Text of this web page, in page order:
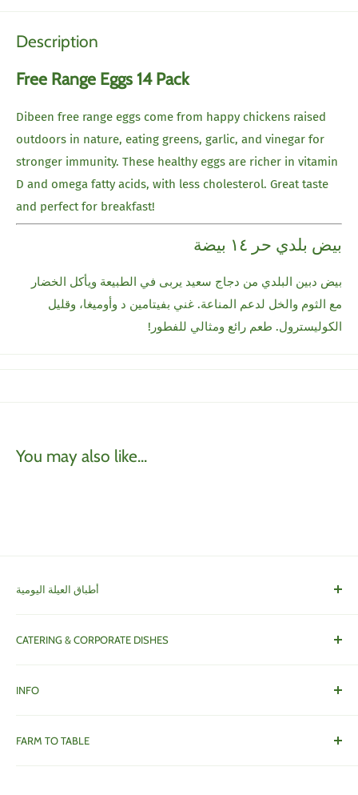
Description
Free Range Eggs 14 Pack
Dibeen free range eggs come from happy chickens raised
outdoors in nature, eating greens, garlic, and vinegar for
stronger immunity. These healthy eggs are richer in vitamin
D and omega fatty acids, with less cholesterol. Great taste
and perfect for breakfast!
بيض بلدي حر ١٤ بيضة
بيض دبين البلدي من دجاج سعيد يربى في الطبيعة ويأكل الخضار
مع الثوم والخل لدعم المناعة. غني بفيتامين د وأوميغا، وقليل
الكوليسترول. طعم رائع ومثالي للفطور!
You may also like...
أطباق العيلة اليومية
CATERING & CORPORATE DISHES
INFO
Contact us
FARM TO TABLE